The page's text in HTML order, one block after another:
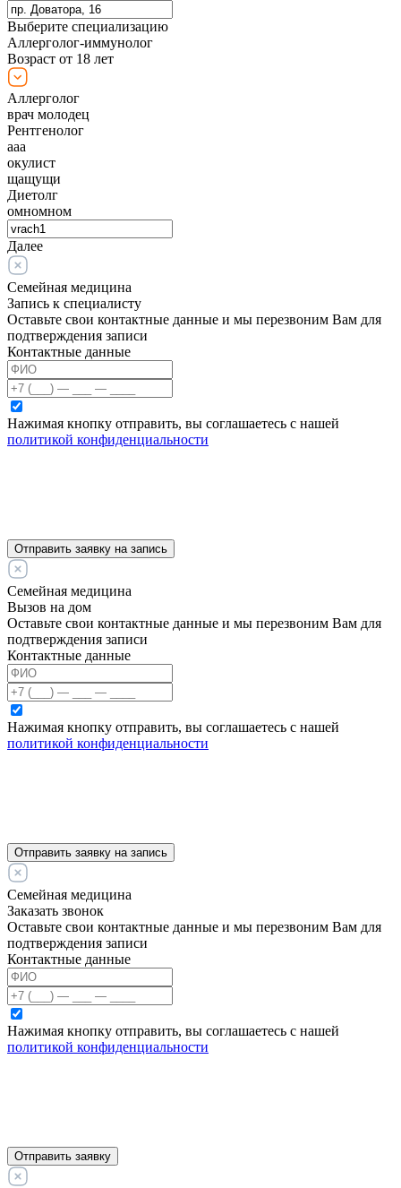
Выберите специализацию
Аллерголог-иммунолог
Возраст от 18 лет
Аллерголог
врач молодец
Рентгенолог
ааа
окулист
щащущи
Диетолг
омномном
Далее
Семейная медицина
Запись к специалисту
Оставьте свои контактные данные и мы перезвоним Вам для
подтверждения записи
Контактные данные
Нажимая кнопку отправить, вы соглашаетесь с нашей
политикой конфиденциальности
Отправить заявку на запись
Семейная медицина
Вызов на дом
Оставьте свои контактные данные и мы перезвоним Вам для
подтверждения записи
Контактные данные
Нажимая кнопку отправить, вы соглашаетесь с нашей
политикой конфиденциальности
Отправить заявку на запись
Семейная медицина
Заказать звонок
Оставьте свои контактные данные и мы перезвоним Вам для
подтверждения записи
Контактные данные
Нажимая кнопку отправить, вы соглашаетесь с нашей
политикой конфиденциальности
Отправить заявку